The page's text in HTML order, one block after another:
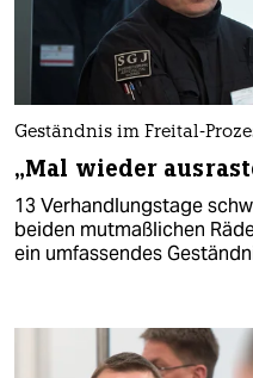
Geständnis im Freital-
„Mal wieder
13 Verhandlungstage
beiden mutmaßlichen
ein umfassendes